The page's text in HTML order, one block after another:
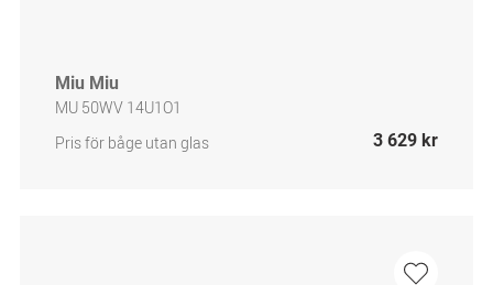
Miu Miu
MU 50WV 14U1O1
Pris för båge utan glas
3 629 kr